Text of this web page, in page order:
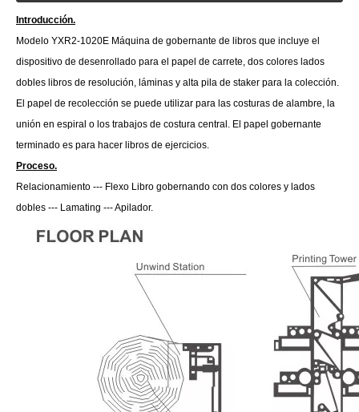
Introducción.
Modelo YXR2-1020E Máquina de gobernante de libros que incluye el
dispositivo de desenrollado para el papel de carrete, dos colores lados
dobles libros de resolución, láminas y alta pila de staker para la colección.
El papel de recolección se puede utilizar para las costuras de alambre, la
unión en espiral o los trabajos de costura central. El papel gobernante
terminado es para hacer libros de ejercicios.
Proceso.
Relacionamiento --- Flexo Libro gobernando con dos colores y lados
dobles --- Lamating --- Apilador.